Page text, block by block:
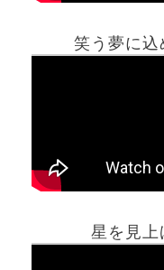
笑う夢に込
星を見上